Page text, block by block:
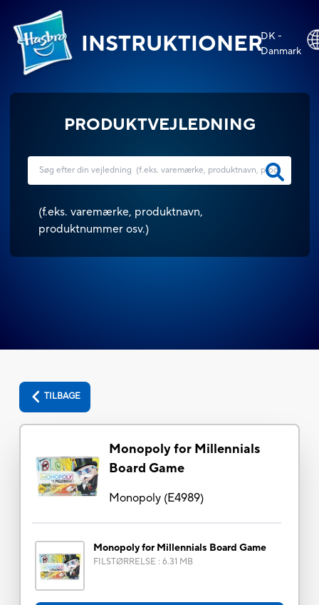
INSTRUKTIONERDK -
Danmark
PRODUKTVEJLEDNING
(f.eks. varemærke, produktnavn,
produktnummer osv.)
TILBAGE
Monopoly for Millennials
Board Game
Monopoly(E4989)
Monopoly for Millennials Board Game
FILSTØRRELSE : 6.31 MB